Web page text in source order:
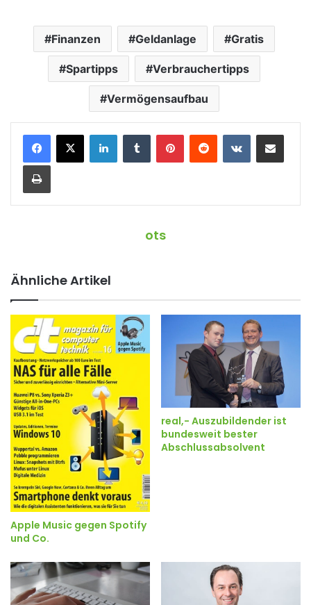
Finanzen Geldanlage Gratis
Spartipps Verbrauchertipps
Vermögensaufbau
ots
Ähnliche Artikel
Apple Music gegen Spotify
und Co.
real,- Auszubildender ist
bundesweit bester
Abschlussabsolvent